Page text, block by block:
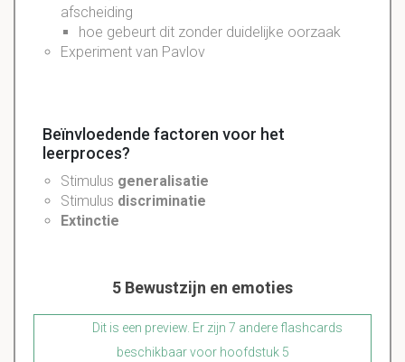
afscheiding
hoe gebeurt dit zonder duidelijke oorzaak
Experiment van Pavlov
Beïnvloedende factoren voor het
leerproces?
Stimulus generalisatie
Stimulus discriminatie
Extinctie
5 Bewustzijn en emoties
Dit is een preview. Er zijn 7 andere flashcards
beschikbaar voor hoofdstuk 5